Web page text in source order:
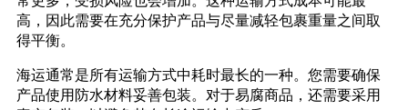
高，因此需要在充分保护产品与尽量减轻包裹重量之间取
得平衡。
海运通常是所有运输方式中耗时最长的一种。您需要确保
产品使用防水材料妥善包装。对于易腐商品，还需要采用